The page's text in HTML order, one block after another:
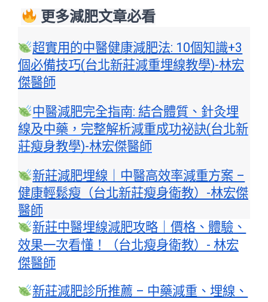
更多減肥文章必看
超實用的中醫健康減肥法: 10個知識+3
個必備技巧(台北新莊減重埋線教學)-林宏
傑醫師
中醫減肥完全指南: 結合體質、針灸埋
線及中藥，完整解析減重成功祕訣(台北新
莊瘦身教學)-林宏傑醫師
新莊減肥埋線｜中醫高效率減重方案 –
健康輕鬆瘦（台北新莊瘦身衛教）-林宏傑
醫師
新莊中醫埋線減肥攻略｜價格、體驗、
效果一次看懂！（台北瘦身衛教）- 林宏
傑醫師
新莊減肥診所推薦 – 中藥減重、埋線、